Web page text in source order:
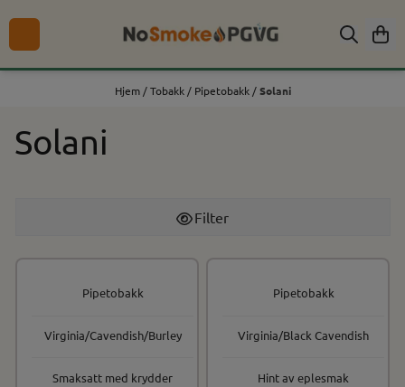
Hopp til innhold
Hjem /Tobakk / Pipetobakk /Solani
Solani
Filter
Pipetobakk
Virginia/Cavendish/Burley
Smaksatt med krydder
Pipetobakk
Virginia/Black Cavendish
Hint av eplesmak